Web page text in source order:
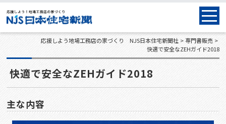
応援しよう地場工務店の家づくり NJS日本住宅新聞社
専門書販売
快適で安全なZEHガイド2018
快適で安全なZEHガイド2018
主な内容